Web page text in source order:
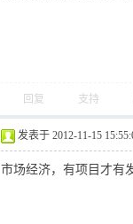
回复 支持
发表于 2012-11-15
市场经济，有项目才有